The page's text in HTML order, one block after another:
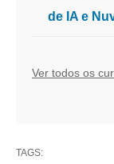
de IA e
Ver todos os
TAGS: